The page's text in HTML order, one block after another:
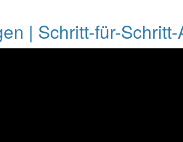
| Schritt-für-